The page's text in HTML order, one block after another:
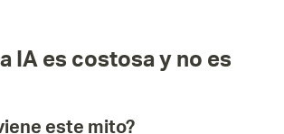
IA es costosa y no es
este mito?